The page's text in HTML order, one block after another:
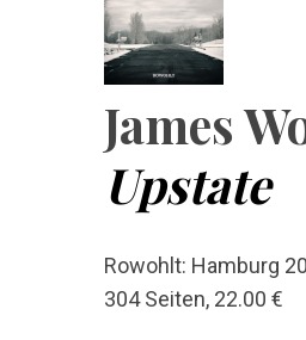
James
Upstate
Rowohlt: Hamburg
304 Seiten, 22.00 €